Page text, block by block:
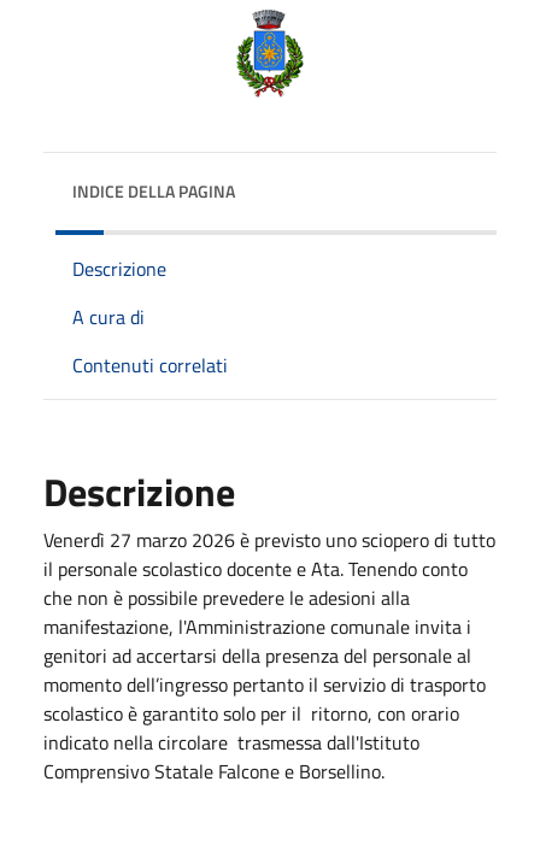
INDICE DELLA PAGINA
Descrizione
A cura di
Contenuti correlati
Descrizione
Venerdì 27 marzo 2026 è previsto uno sciopero di tutto
il personale scolastico docente e Ata. Tenendo conto
che non è possibile prevedere le adesioni alla
manifestazione, l'Amministrazione comunale invita i
genitori ad accertarsi della presenza del personale al
momento dell’ingresso pertanto il servizio di trasporto
scolastico è garantito solo per il ritorno, con orario
indicato nella circolare trasmessa dall'Istituto
Comprensivo Statale Falcone e Borsellino.